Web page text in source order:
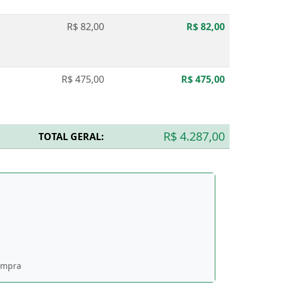
R$ 82,00 R$ 82,00
R$ 475,00 R$ 475,00
TOTAL GERAL: R$ 4.287,00